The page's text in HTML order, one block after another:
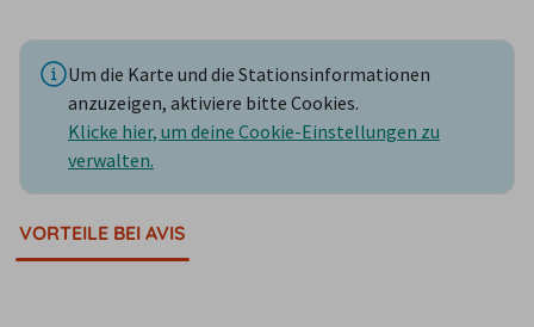
Um die Karte und die Stationsinformationen
anzuzeigen, aktiviere bitte Cookies.
Klicke hier, um deine Cookie-Einstellungen zu
verwalten.
VORTEILE BEI AVIS